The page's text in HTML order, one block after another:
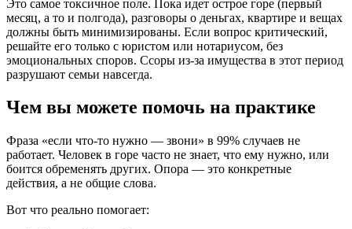
Это самое токсичное поле. Пока идет острое горе (первый
месяц, а то и полгода), разговоры о деньгах, квартире и вещах
должны быть минимизированы. Если вопрос критический,
решайте его только с юристом или нотариусом, без
эмоциональных споров. Ссоры из-за имущества в этот период
разрушают семьи навсегда.
Чем вы можете помочь на практике
Фраза «если что-то нужно — звони» в 99% случаев не
работает. Человек в горе часто не знает, что ему нужно, или
боится обременять других. Опора — это конкретные
действия, а не общие слова.
Вот что реально помогает: